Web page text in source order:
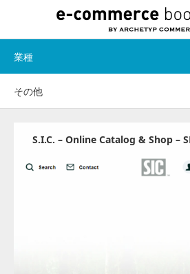
業種
その他
S.I.C. – Online Catalog & Shop –
プ – S.I.C. Online
CATEGORY